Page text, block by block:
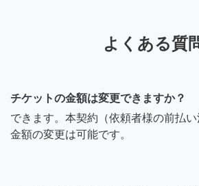
よくある質
チケットの金額は変更できますか？
できます。本契約（依頼者様の前払い
金額の変更は可能です。